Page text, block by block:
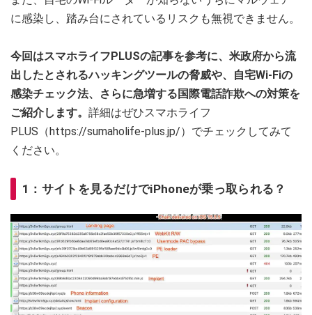
に感染し、踏み台にされているリスクも無視できません。
今回はスマホライフPLUSの記事を参考に、米政府から流
出したとされるハッキングツールの脅威や、自宅Wi-Fiの
感染チェック法、さらに急増する国際電話詐欺への対策を
ご紹介します。 詳細はぜひスマホライフ
PLUS（https://sumaholife-plus.jp/）でチェックしてみて
ください。
1：サイトを見るだけでiPhoneが乗っ取られる？